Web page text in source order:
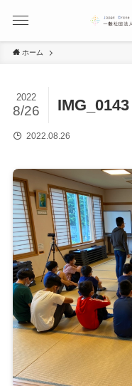
ホーム
IMG_0143
2022
8/26
2022.08.26